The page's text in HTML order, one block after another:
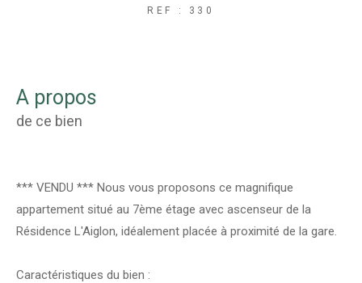
REF : 330
a propos
de ce bien
*** VENDU *** Nous vous proposons ce magnifique
appartement situé au 7ème étage avec ascenseur de la
Résidence L'Aiglon, idéalement placée à proximité de la gare.
Caractéristiques du bien :